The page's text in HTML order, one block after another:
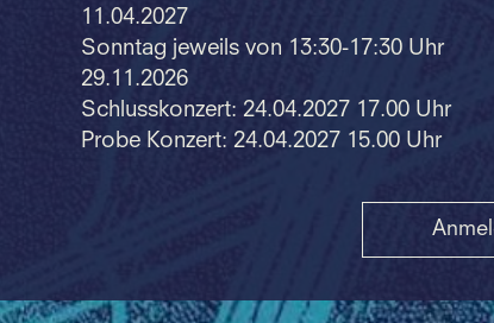
11.04.2027
Sonntag jeweils von 13:30-17:30 Uhr
29.11.2026
Schlusskonzert: 24.04.2027 17.00 Uhr
Probe Konzert: 24.04.2027 15.00 Uhr